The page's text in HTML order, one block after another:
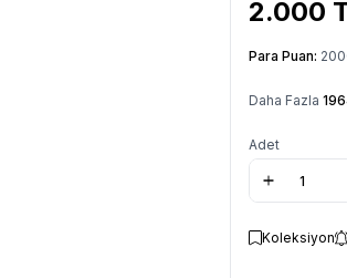
2.000
Para Puan:
Daha Fazla
Adet
Koleksiyon